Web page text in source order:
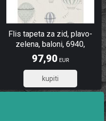
Flis tapeta za zid, plavo-
zelena, baloni, 6940,
Newbie Wallpaper,
Borastapeter | Ljepilo Gratis
97,90 EUR
78,32